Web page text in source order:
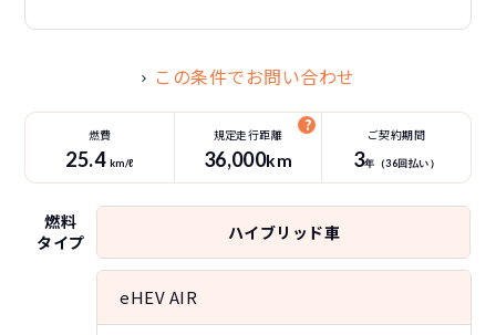
この条件でお問い合わせ
燃費
25.4 km/ℓ
規定走行距離
36,000km
ご契約期間
3年（36回払い）
燃料
タイプ
ハイブリッド車
eHEV AIR